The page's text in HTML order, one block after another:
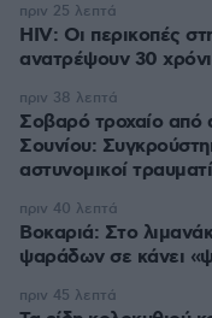
HIV: Οι περικοπές
ανατρέψουν 30
πριν 25 λεπτά
Σοβαρό τροχαίο
Σουνίου:
αστυνομικοί
πριν 38 λεπτά
Βοκαριά: Στο
ψαράδων σε κάνει
πριν 40 λεπτά
πριν 45 λεπτά